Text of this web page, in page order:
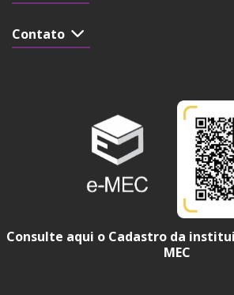
Contato
Consulte aqui o Cadastro da
MEC